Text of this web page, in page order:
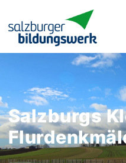
Salzburgs